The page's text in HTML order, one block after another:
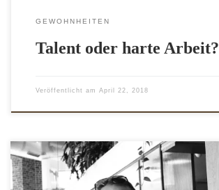
GEWOHNHEITEN
Talent oder harte Arbeit?
Veröffentlicht am April 22, 2018